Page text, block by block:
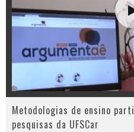
Metodologias de ensino
pesquisas da UFSCar